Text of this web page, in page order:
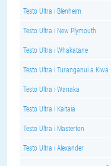
Testo Ultra i Blenheim
Testo Ultra i New Plymouth
Testo Ultra i Whakatane
Testo Ultra i Turanganui a Kiwa
Testo Ultra i Wanaka
Testo Ultra i Kaitaia
Testo Ultra i Masterton
Testo Ultra i Alexander